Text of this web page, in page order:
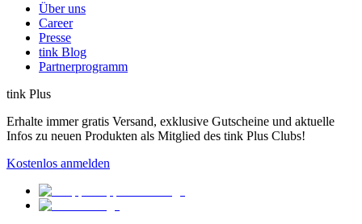
Über uns
Career
Presse
tink Blog
Partnerprogramm
tink Plus
Erhalte immer gratis Versand, exklusive Gutscheine und aktuelle
Infos zu neuen Produkten als Mitglied des tink Plus Clubs!
Kostenlos anmelden